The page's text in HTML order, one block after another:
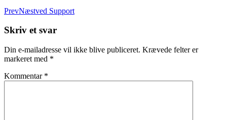
PrevNæstved Support
Skriv et svar
Din e-mailadresse vil ikke blive publiceret. Krævede felter er
markeret med *
Kommentar *